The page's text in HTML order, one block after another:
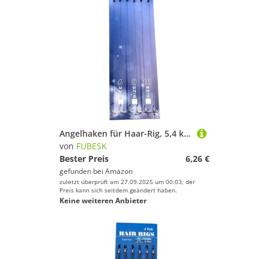
Angelhaken für Haar-Rig, 5,4 kg, Schnur mit 2 Arten von Karpfen, gebogene und gerade Haken, 6 Stück, Karbonstahlhaken für Angelköder, 12 x 20 mm (gebogener Griff)
von FUBESK
Bester Preis
6,26 €
gefunden bei Amazon
zuletzt überprüft am 27.09.2025 um 00:03; der
Preis kann sich seitdem geändert haben.
Keine weiteren Anbieter